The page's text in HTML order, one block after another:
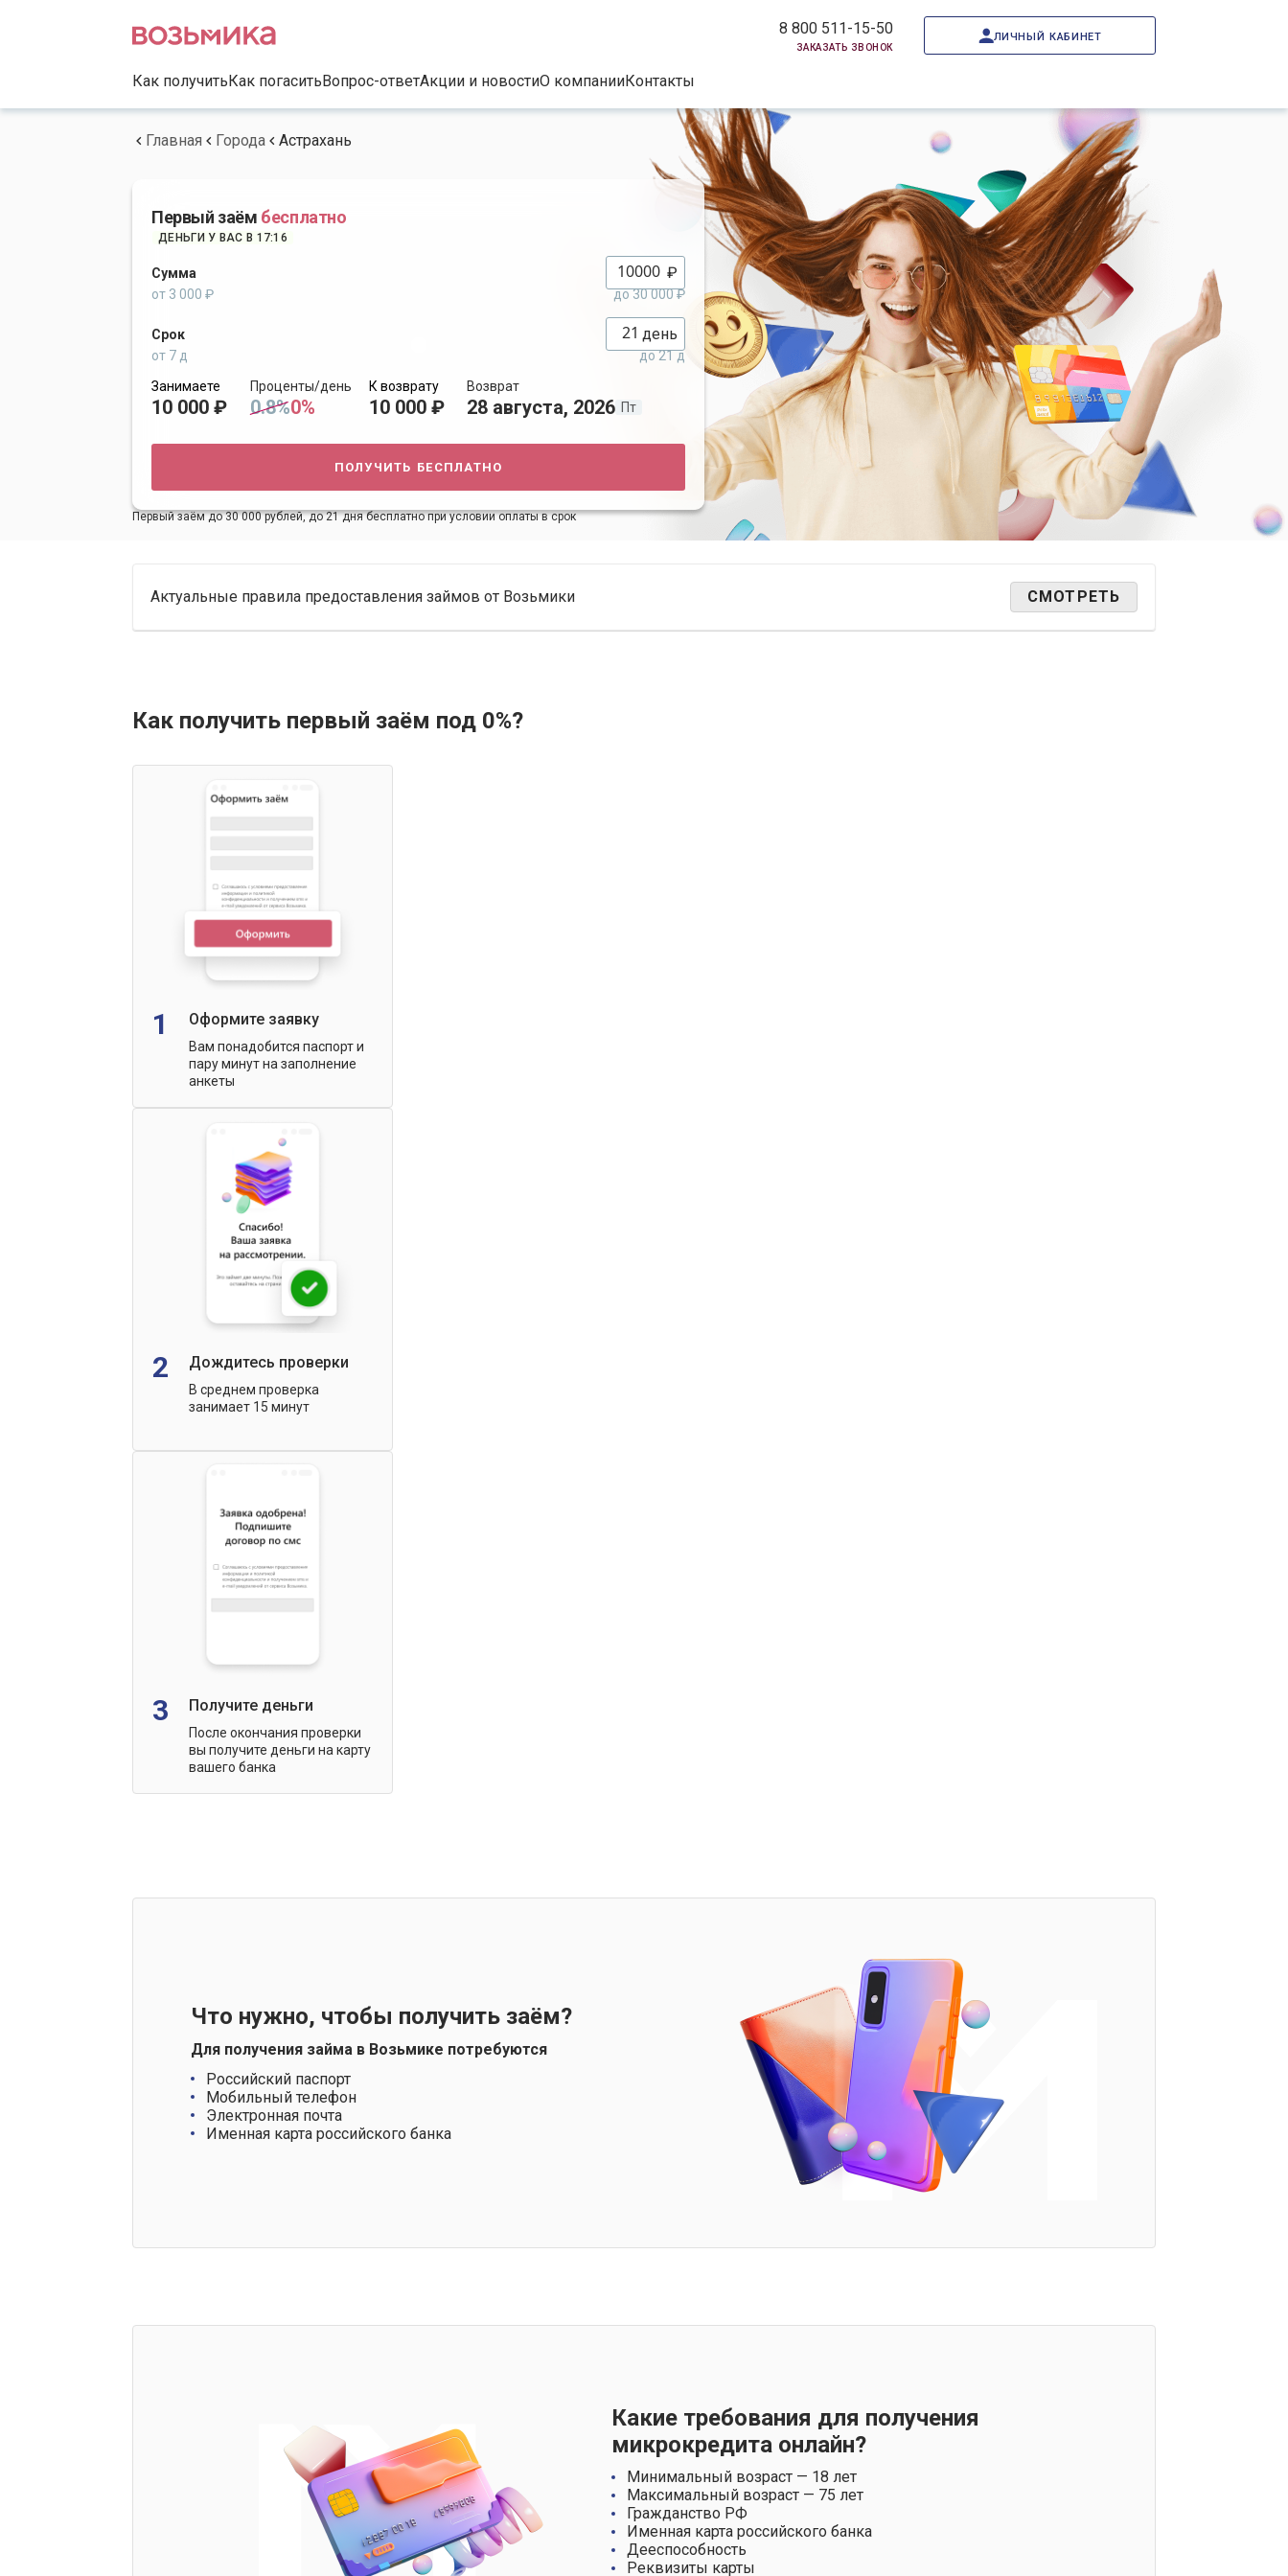
8 800 511-15-50
заказать звонок
личный кабинет
Как получитьКак погаситьВопрос-ответАкции и новостиО компанииКонтакты
Главная Города Астрахань
Первый заём бесплатно
ДЕНЬГИ У ВАС В 17:16
Сумма ₽
от 3 000 ₽ до 30 000 ₽
Срок день
от 7 д
до 21 д
Занимаете
10 000 ₽
Проценты/день
0.8%0%
К возврату
10 000 ₽
Возврат
28 августа, 2026 Пт
получить бесплатно
Первый заём до 30 000 рублей, до 21 дня бесплатно при условии оплаты в срок
Актуальные правила предоставления займов от Возьмики СМОТРЕТЬ
Как получить первый заём под 0%?
1 Оформите заявку
Вам понадобится паспорт и
пару минут на заполнение
анкеты
2 Дождитесь проверки
В среднем проверка
занимает 15 минут
3 Получите деньги
После окончания проверки
вы получите деньги на карту
вашего банка
Что нужно, чтобы получить заём?
Для получения займа в Возьмике потребуются
Российский паспорт
Мобильный телефон
Электронная почта
Именная карта российского банка
Какие требования для получения
микрокредита онлайн?
Минимальный возраст — 18 лет
Максимальный возраст — 75 лет
Гражданство РФ
Именная карта российского банка
Дееспособность
Реквизиты карты